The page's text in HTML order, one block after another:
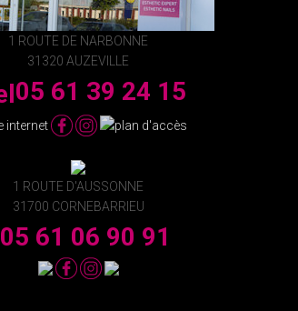
1 ROUTE DE NARBONNE
31320 AUZEVILLE
05 61 39 24 15
1 ROUTE D'AUSSONNE
31700 CORNEBARRIEU
05 61 06 90 91